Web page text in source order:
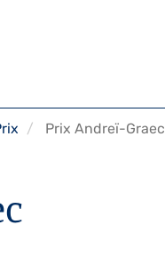
Prix Andreï-Graec